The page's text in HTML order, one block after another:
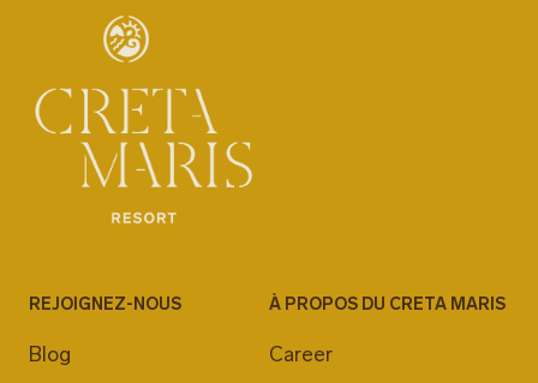
REJOIGNEZ-NOUS
Blog
À PROPOS DU CRETA MARIS
Career